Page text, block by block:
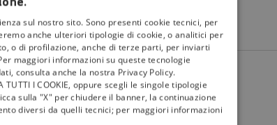
sul nostro sito. Sono presenti cookie tecnici, per
anche ulteriori tipologie di cookie, o analitici per
o di profilazione, anche di terze parti, per inviarti
maggiori informazioni su queste tecnologie
consulta anche la nostra Privacy Policy.
I COOKIE, oppure scegli le singole tipologie
sulla "X" per chiudere il banner, la continuazione
diversi da quelli tecnici; per maggiori informazioni